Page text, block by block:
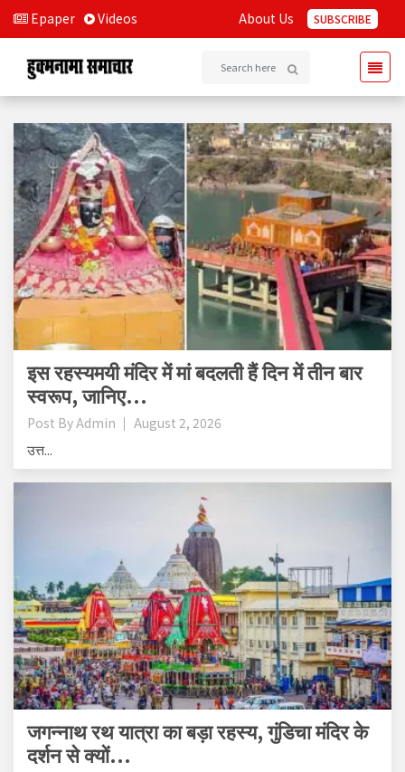
Epaper Videos About Us SUBSCRIBE
इस रहस्यमयी मंदिर में मां बदलती हैं दिन में तीन बार
स्वरूप, जानिए...
Post ByAdmin August 2, 2026
उत्त...
जगन्नाथ रथ यात्रा का बड़ा रहस्य, गुंडिचा मंदिर के
दर्शन से क्यों...